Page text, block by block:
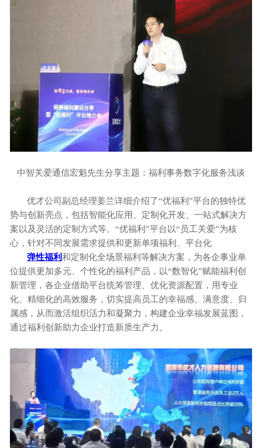
中智关爱通信宏魁先生分享主题：福利事务数字化服务浅谈
优才公司副总经理姜兰详细介绍了“优福利”平台的独特优
势与创新亮点，包括智能化应用、定制化开发、一站式解决方
案以及灵活的定制方式等。“优福利”平台以“员工关爱”为核
心，针对不同发展需求提供和更新单项福利、平台化
弹性福利和定制化全场景福利等解决方案，为各企事业单
位提供更加多元、个性化的福利产品，以“数智化”赋能福利创
新管理，各企业借助平台统筹管理、优化资源配置，用专业
化、精细化的高效服务，切实提高员工的幸福感、满意度、归
属感，从而激活组织活力和凝聚力，构建企业幸福发展蓝图，
通过福利创新助力企业打造新质生产力。